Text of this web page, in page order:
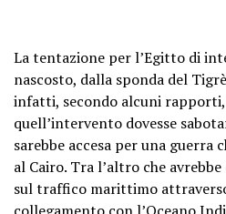
La tentazione per l’Egitto di
nascosto, dalla sponda del
infatti, secondo alcuni rapporti,
quell’intervento dovesse
sarebbe accesa per una guerra
al Cairo. Tra l’altro che
sul traffico marittimo